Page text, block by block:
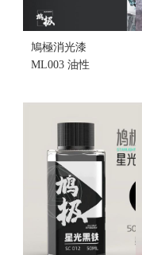
鳩極消光漆
ML003 油性
護噴罐漆(不